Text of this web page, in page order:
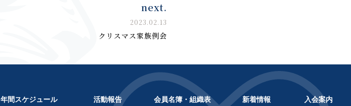
next.
2023.02.13
クリスマス家族例会
年間スケジュール 活動報告 会員名簿・組織表 新着情報 入会案内